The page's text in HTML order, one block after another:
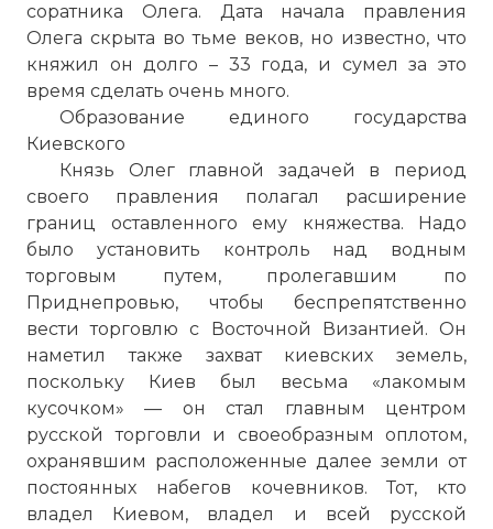
соратника Олега. Дата начала правления
Олега скрыта во тьме веков, но известно, что
княжил он долго – 33 года, и сумел за это
время сделать очень много.
Образование единого государства
Киевского
Князь Олег главной задачей в период
своего правления полагал расширение
границ оставленного ему княжества. Надо
было установить контроль над водным
торговым путем, пролегавшим по
Приднепровью, чтобы беспрепятственно
вести торговлю с Восточной Византией. Он
наметил также захват киевских земель,
поскольку Киев был весьма «лакомым
кусочком» — он стал главным центром
русской торговли и своеобразным оплотом,
охранявшим расположенные далее земли от
постоянных набегов кочевников. Тот, кто
владел Киевом, владел и всей русской